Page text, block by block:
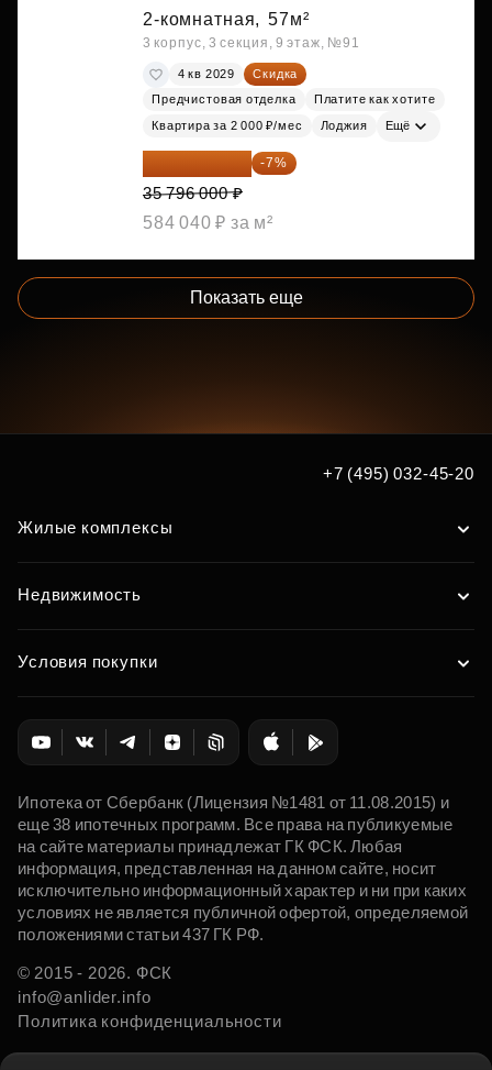
2-комнатная, 57м²
3 корпус, 3 секция, 9 этаж, №91
4 кв 2029
Скидка
Предчистовая отделка
Платите как хотите
Квартира за 2 000 ₽/мес Лоджия Ещё
33 290 280 ₽ -7%
35 796 000 ₽
584 040 ₽ за м²
Показать еще
+7 (495) 032-45-20
Жилые комплексы
Недвижимость
Условия покупки
Ипотека от Сбербанк (Лицензия №1481 от 11.08.2015) и
еще 38 ипотечных программ. Все права на публикуемые
на сайте материалы принадлежат ГК ФСК. Любая
информация, представленная на данном сайте, носит
исключительно информационный характер и ни при каких
условиях не является публичной офертой, определяемой
положениями статьи 437 ГК РФ.
© 2015 - 2026. ФСК
info@anlider.info
Политика конфиденциальности